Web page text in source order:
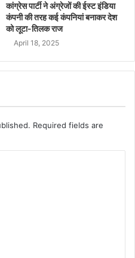
कांग्रेस पार्टी ने अंग्रेजों की ईस्ट इंडिया
कंपनी की तरह कई कंपनियां बनाकर देश
को लूटा-तिलक राज
April 18, 2025
Required fields are